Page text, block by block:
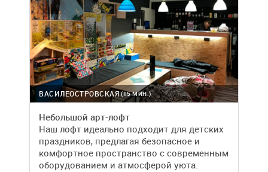
(15 МИН.)
ВАСИЛЕОСТРОВСКАЯ
Небольшой арт-лофт
Наш лофт идеально подходит для детских
праздников, предлагая безопасное и
комфортное пространство с современным
оборудованием и атмосферой уюта.